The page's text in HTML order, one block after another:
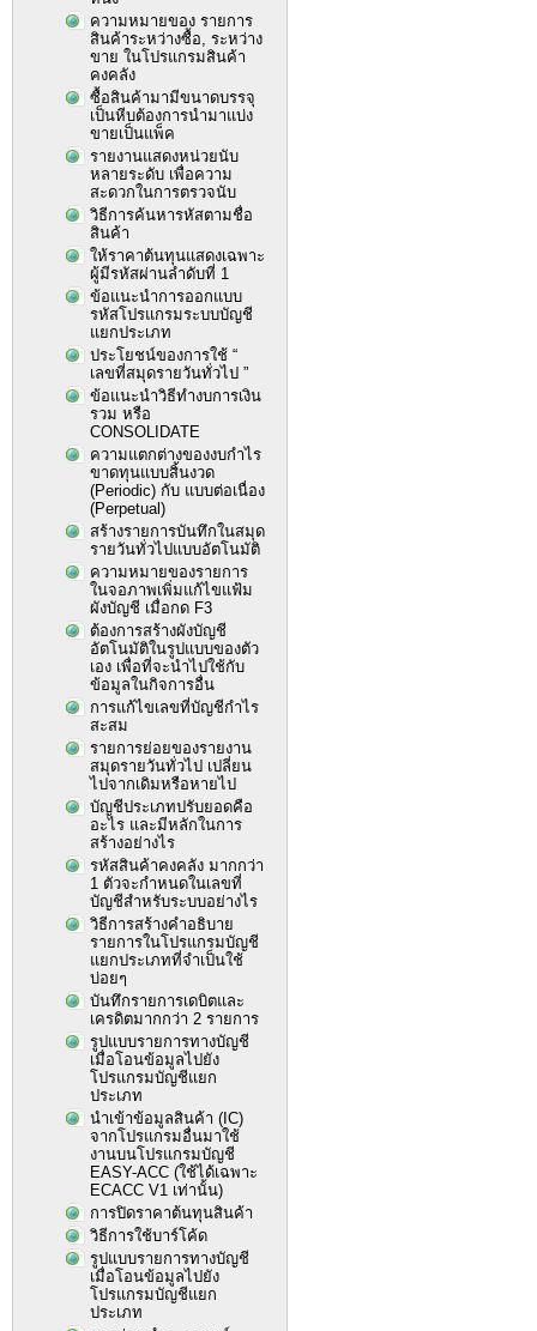
ความหมายของ รายการ
สินค้าระหว่างซื้อ, ระหว่าง
ขาย ในโปรแกรมสินค้า
คงคลัง
ซื้อสินค้ามามีขนาดบรรจุ
เป็นหีบต้องการนำมาแบ่ง
ขายเป็นแพ็ค
รายงานแสดงหน่วยนับ
หลายระดับ เพื่อความ
สะดวกในการตรวจนับ
วิธีการค้นหารหัสตามชื่อ
สินค้า
ให้ราคาต้นทุนแสดงเฉพาะ
ผู้มีรหัสผ่านลำดับที่ 1
ข้อแนะนำการออกแบบ
รหัสโปรแกรมระบบบัญชี
แยกประเภท
ประโยชน์ของการใช้ “
เลขที่สมุดรายวันทั่วไป ”
ข้อแนะนำวิธีทำงบการเงิน
รวม หรือ
CONSOLIDATE
ความแตกต่างของงบกำไร
ขาดทุนแบบสิ้นงวด
(Periodic) กับ แบบต่อเนื่อง
(Perpetual)
สร้างรายการบันทึกในสมุด
รายวันทั่วไปแบบอัตโนมัติ
ความหมายของรายการ
ในจอภาพเพิ่มแก้ไขแฟ้ม
ผังบัญชี เมื่อกด F3
ต้องการสร้างผังบัญชี
อัตโนมัติในรูปแบบของตัว
เอง เพื่อที่จะนำไปใช้กับ
ข้อมูลในกิจการอื่น
การแก้ไขเลขที่บัญชีกำไร
สะสม
รายการย่อยของรายงาน
สมุดรายวันทั่วไป เปลี่ยน
ไปจากเดิมหรือหายไป
บัญชีประเภทปรับยอดคือ
อะไร และมีหลักในการ
สร้างอย่างไร
รหัสสินค้าคงคลัง มากกว่า
1 ตัวจะกำหนดในเลขที่
บัญชีสำหรับระบบอย่างไร
วิธีการสร้างคำอธิบาย
รายการในโปรแกรมบัญชี
แยกประเภทที่จำเป็นใช้
บ่อยๆ
บันทึกรายการเดบิตและ
เครดิตมากกว่า 2 รายการ
รูปแบบรายการทางบัญชี
เมื่อโอนข้อมูลไปยัง
โปรแกรมบัญชีแยก
ประเภท
นำเข้าข้อมูลสินค้า (IC)
จากโปรแกรมอื่นมาใช้
งานบนโปรแกรมบัญชี
EASY-ACC (ใช้ได้เฉพาะ
ECACC V1 เท่านั้น)
การปิดราคาต้นทุนสินค้า
วิธีการใช้บาร์โค้ด
รูปแบบรายการทางบัญชี
เมื่อโอนข้อมูลไปยัง
โปรแกรมบัญชีแยก
ประเภท